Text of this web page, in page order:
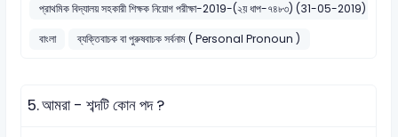
প্রাথমিক বিদ্যালয় সহকারী শিক্ষক নিয়োগ পরীক্ষা-2019-(২য় ধাপ-৭৪৮৩) (31-05-2019)
বাংলা
ব্যক্তিবাচক বা পুরুষবাচক সর্বনাম ( Personal Pronoun )
5.আমরা - শব্দটি কোন পদ ?